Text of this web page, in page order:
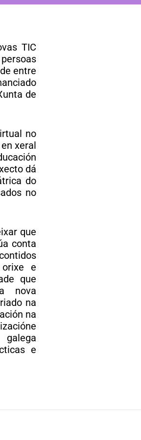
TIC
entre
de
no
xeral
dá
do
no
que
conta
e
que
nova
na
na
e